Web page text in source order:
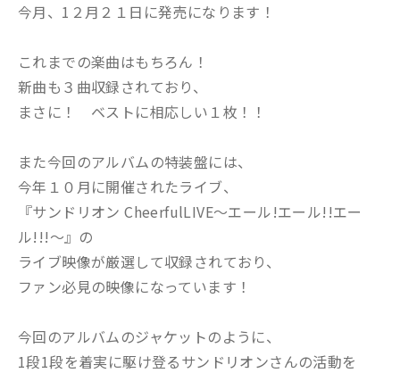
今月、1２月２１日に発売になります！
これまでの楽曲はもちろん！
新曲も３曲収録されており、
まさに！ ベストに相応しい１枚！！
また今回のアルバムの特装盤には、
今年１０月に開催されたライブ、
『サンドリオン CheerfulLIVE～エール!エール!!エー
ル!!!～』の
ライブ映像が厳選して収録されており、
ファン必見の映像になっています！
今回のアルバムのジャケットのように、
1段1段を着実に駆け登るサンドリオンさんの活動を